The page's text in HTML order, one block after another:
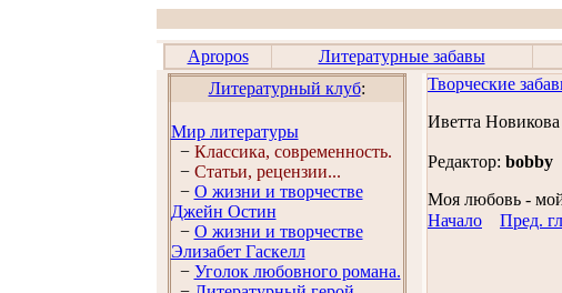
Apropos Литературные забавы
Литературный клуб:
Мир литературы
− Классика, современность.
− Статьи, рецензии...
− О жизни и творчестве
Джейн Остин
− О жизни и творчестве
Элизабет Гaскелл
− Уголок любовного романа.
Творческие
Иветта Новикова
Редактор: bobby
Моя любовь -
Начало
Пред.